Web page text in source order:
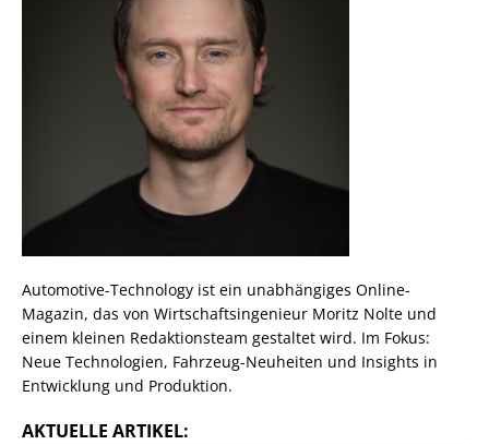
Automotive-Technology ist ein unabhängiges Online-
Magazin, das von Wirtschaftsingenieur Moritz Nolte und
einem kleinen Redaktionsteam gestaltet wird. Im Fokus:
Neue Technologien, Fahrzeug-Neuheiten und Insights in
Entwicklung und Produktion.
AKTUELLE ARTIKEL: